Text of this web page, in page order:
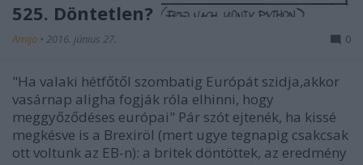
525. Döntetlen?
Amijo • 2016. június 27. 0
"Ha valaki hétfőtől szombatig Európát szidja,akkor
vasárnap aligha fogják róla elhinni, hogy
meggyőződéses európai" Pár szót ejtenék, ha kissé
megkésve is a Brexiröl (mert ugye tegnapig csakcsak
ott voltunk az EB-n): a britek döntöttek, az eredmény